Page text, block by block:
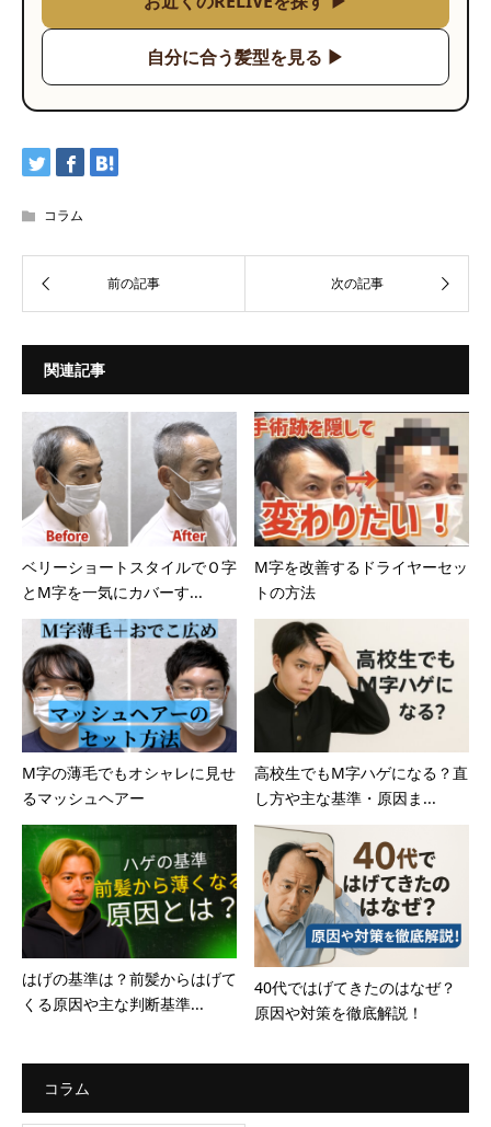
自分に合う髪型を見る ▶
コラム
関連記事
ベリーショートスタイルでＯ字
とM字を一気にカバーす...
M字を改善するドライヤーセッ
トの方法
M字の薄毛でもオシャレに見せ
るマッシュヘアー
高校生でもM字ハゲになる？直
し方や主な基準・原因ま...
はげの基準は？前髪からはげて
くる原因や主な判断基準...
40代ではげてきたのはなぜ？
原因や対策を徹底解説！
コラム